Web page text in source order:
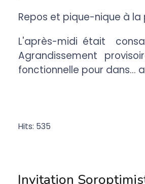
Repos et pique-nique à
L'après-midi était
Agrandissement
fonctionnelle pour dans...
Hits: 535
Invitation